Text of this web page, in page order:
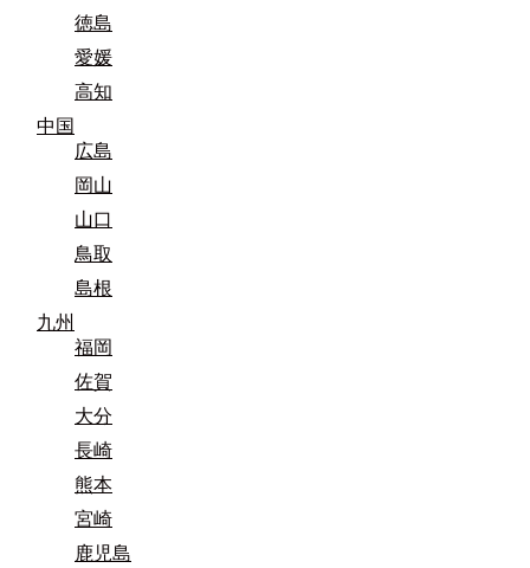
徳島
愛媛
高知
中国
広島
岡山
山口
鳥取
島根
九州
福岡
佐賀
大分
長崎
熊本
宮崎
鹿児島